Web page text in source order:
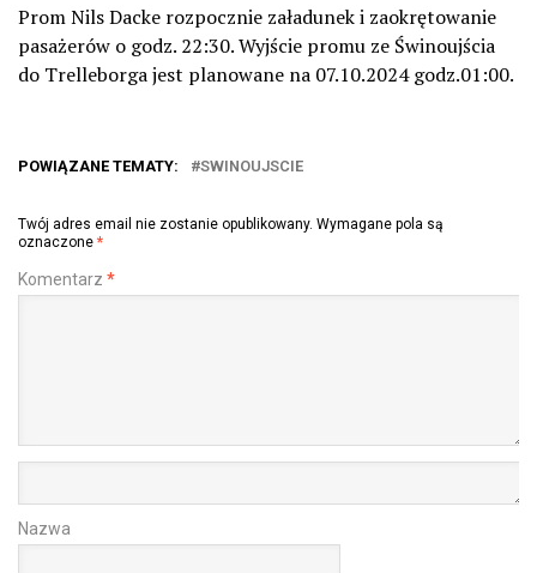
Prom Nils Dacke rozpocznie załadunek i zaokrętowanie
pasażerów o godz. 22:30. Wyjście promu ze Świnoujścia
do Trelleborga jest planowane na 07.10.2024 godz.01:00.
POWIĄZANE TEMATY: SWINOUJSCIE
Twój adres email nie zostanie opublikowany. Wymagane pola są
oznaczone *
Komentarz *
Nazwa